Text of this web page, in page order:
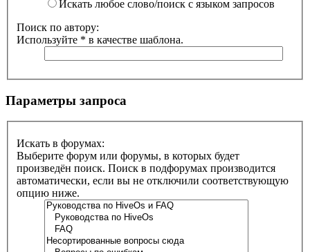
Искать любое слово/поиск с языком запросов
Поиск по автору:
Используйте * в качестве шаблона.
Параметры запроса
Искать в форумах:
Выберите форум или форумы, в которых будет
произведён поиск. Поиск в подфорумах производится
автоматически, если вы не отключили соответствующую
опцию ниже.